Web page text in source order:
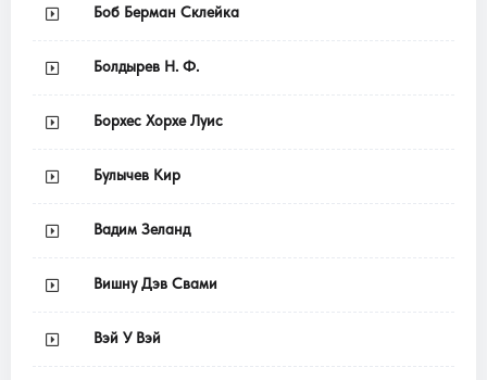
Боб Берман Склейка
Болдырев Н. Ф.
Борхес Хорхе Луис
Булычев Кир
Вадим Зеланд
Вишну Дэв Свами
Вэй У Вэй